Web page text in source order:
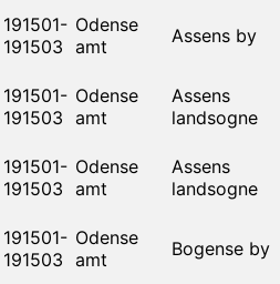
191501-
191503
Odense
amt
Assens by
191501-
191503
Odense
amt
Assens
landsogne
191501-
191503
Odense
amt
Assens
landsogne
191501-
191503
Odense
amt
Bogense by